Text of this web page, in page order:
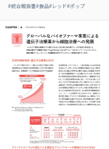
#統合報告書#食品#レッド#ポップ